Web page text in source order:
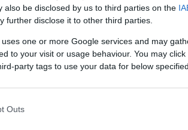
also be disclosed by us to third parties on the
further disclose it to other third parties.
one or more Google services and may
to your visit or usage behaviour. You may
party tags to use your data for below
Outs
Δάρδανο τέθηκαν σε μεγάλο
yangınlara yönelik ekiplerimizin